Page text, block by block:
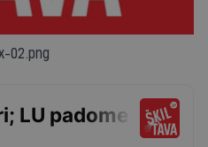
02.png